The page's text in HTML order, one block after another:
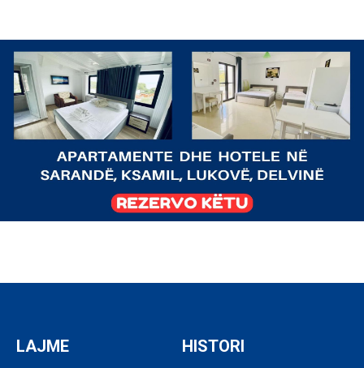
LAJME HISTORI